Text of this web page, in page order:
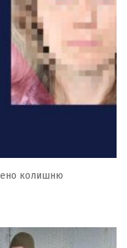
колишню